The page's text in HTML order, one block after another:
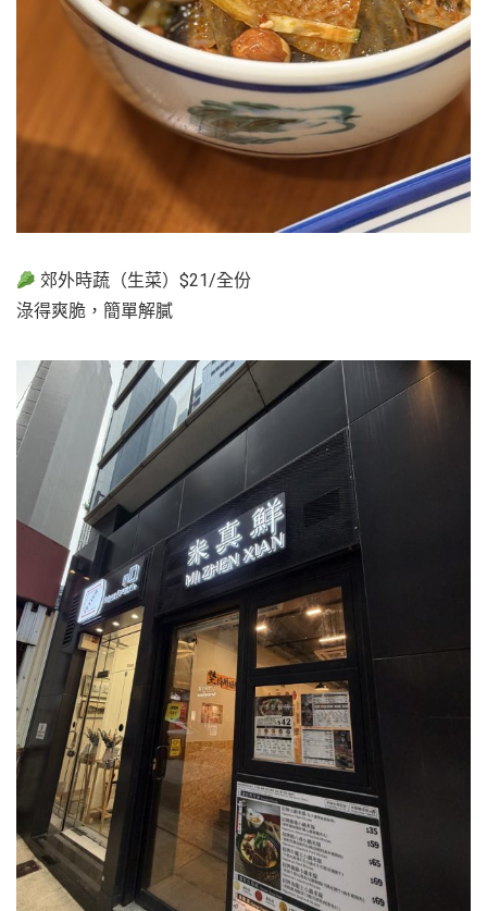
郊外時蔬（生菜）$21/全份
淥得爽脆，簡單解膩